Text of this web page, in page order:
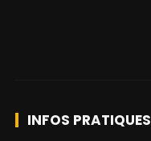
INFOS PRATIQUES